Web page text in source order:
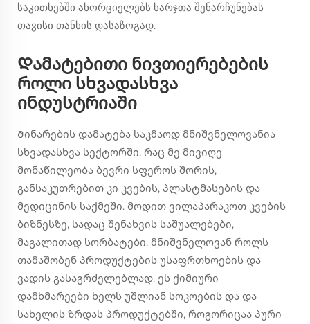
საკითხებში ახორციელებს ხარჯთა შენარჩუნებას
თავისი თანხის დასაზოგად.
Დამატებითი ნივთიერებების
როლი სხვადასხვა
ინდუსტრიაში
Მინარების დამატება საკმაოდ მნიშვნელოვანია
სხვადასხვა სექტორში, რაც მე მივიღე
მონაწილეობა ბევრი სფეროს შორის,
განსაკუთრებით კი კვების, პლასტმასების და
მედიცინის საქმეში. მოდით ვილაპარაკოთ კვების
ბიზნესზე, სადაც შენახვის საშუალებები,
მაგალითად სორბატები, მნიშვნელოვან როლს
თამაშობენ პროდუქტების უსაფრთხოების და
ვადის გასაგრძელებლად. ეს ქიმიური
დამხმარეები ხელს უშლიან სოკოების და და
სახელის ზრდას პროდუქტებში, როგორიცაა პური